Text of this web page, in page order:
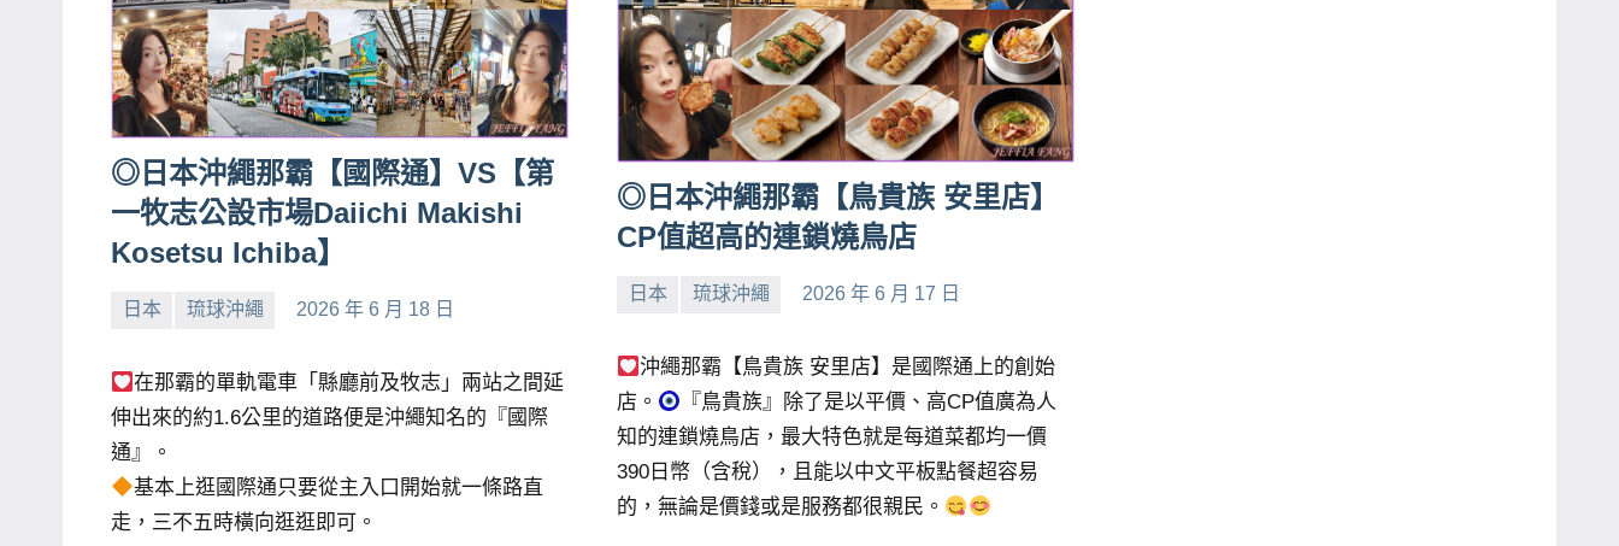
◎日本沖繩那霸【國際通】VS【第
一牧志公設市場Daiichi Makishi
Kosetsu Ichiba】
日本 琉球沖繩
2026 年 6 月 18 日
在那霸的單軌電車「縣廳前及牧志」兩站之間延
伸出來的約1.6公里的道路便是沖繩知名的『國際
通』。
基本上逛國際通只要從主入口開始就一條路直
走，三不五時橫向逛逛即可。
◎日本沖繩那霸【鳥貴族 安里店】
CP值超高的連鎖燒鳥店
日本 琉球沖繩
2026 年 6 月 17 日
沖繩那霸【鳥貴族 安里店】是國際通上的創始
店。
『鳥貴族』除了是以平價、高CP值廣為人
知的連鎖燒鳥店，最大特色就是每道菜都均一價
390日幣（含稅），且能以中文平板點餐超容易
的，無論是價錢或是服務都很親民。